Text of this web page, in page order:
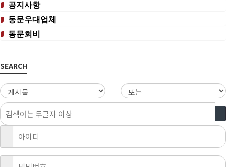
공지사항
동문우대업체
동문회비
SEARCH